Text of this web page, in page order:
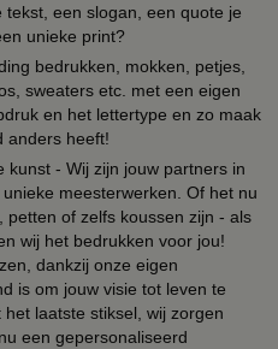
een slogan, een quote je
unieke print?
bedrukken, mokken, petjes,
sweaters etc. met een eigen
en het lettertype en zo maak
anders heeft!
kunst - Wij zijn jouw partners in
meesterwerken. Of het nu
of zelfs koussen zijn - als
wij het bedrukken voor jou!
dankzij onze eigen
is om jouw visie tot leven te
laatste stiksel, wij zorgen
een gepersonaliseerd